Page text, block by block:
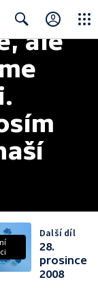
Searchale
Další díl
28.
prosince
2008